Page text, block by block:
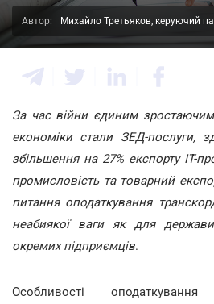
Автор: Михайло Третьяков, керуючий
За час війни єдиним
економіки стали ЗЕД-послуги,
збільшення на 27% експорту ІТ-
промисловість та товарний
питання оподаткування
неабиякої ваги як для
окремих підприємців.
Особливості